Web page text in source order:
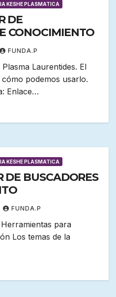
KESHE PLASMATICA
DE
CONOCIMIENTO
FUNDA.P
Laurentides. El
podemos usarlo.
Enlace…
KESHE PLASMATICA
DE BUSCADORES
FUNDA.P
para
Los temas de la